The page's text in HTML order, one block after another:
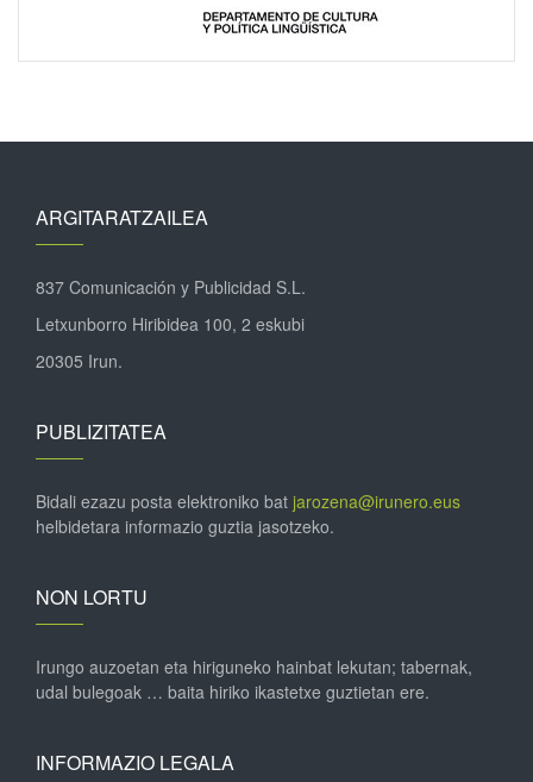
ARGITARATZAILEA
837 Comunicación y Publicidad S.L.
Letxunborro Hiribidea 100, 2 eskubi
20305 Irun.
PUBLIZITATEA
Bidali ezazu posta elektroniko bat jarozena@irunero.eus
helbidetara informazio guztia jasotzeko.
NON LORTU
Irungo auzoetan eta hiriguneko hainbat lekutan; tabernak,
udal bulegoak … baita hiriko ikastetxe guztietan ere.
INFORMAZIO LEGALA